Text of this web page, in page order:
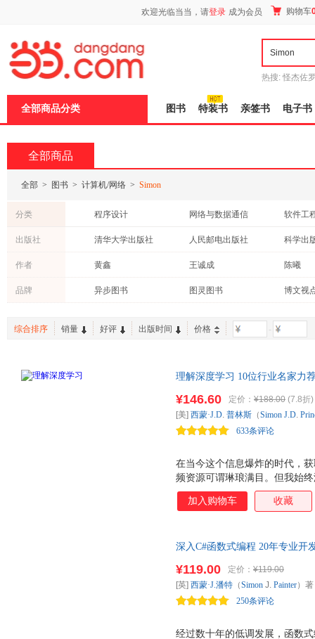
欢迎光临当当，请登录 成为会员 购物车
热搜: 怪杰佐
全部商品分类 图书 特装书 亲签书 电子书
全部商品
全部 > 图书 > 计算机/网络 > Simon
分类 程序设计
网络与数据通信
图形图像 多媒体
移动开发
数据库
出版社 清华大学出版社 人民邮电出版社
科学出
东南大学出版社
百花文艺出版社
作者 黄鑫 王诚成
陈曦
孙超
张懿
王超
柴晓伟
品牌 异步图书 图灵图书 博文视
综合排序 销量 好评 出版时间 价格 -
理解深度学习 10位行业名家力
在当今这个信息爆炸的时代，
频资源可谓琳琅满目。但我始
部分书籍罗列了许多新颖的算
作为科普读物，对于希望深入
能。还有一部分书籍侧重实践
Understanding Deep Learning
从最基础的浅层神经网络入手
在基础模型章节中，Simon教
¥146.60 定价： ¥188.00 (7.8折)
633条评论
[美] 西蒙·J.D. 普林斯 （Simon J.D.
加入购物车 收藏
深入C#函数式编程 20年专业开
提高代码的质量
经过数十年的低调发展，函数
¥119.00 定价： ¥119.00
250条评论
[英] 西蒙·J.潘特 （Simon J. Painter）著
页
加